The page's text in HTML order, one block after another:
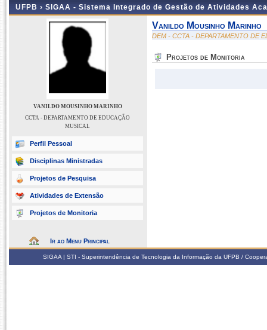
UFPB › SIGAA - Sistema Integrado de Gestão de Atividades
VANILDO MOUSINHO MARINHO
CCTA - DEPARTAMENTO DE EDUCAÇÃO
MUSICAL
Perfil Pessoal
Disciplinas Ministradas
Projetos de Pesquisa
Atividades de Extensão
Projetos de Monitoria
Ir ao Menu Principal
Vanildo Mousinho Marinho
DEM - CCTA - DEPARTAMENTO DE
Projetos de Monitoria
SIGAA | STI - Superintendência de Tecnologia da Informação da UFPB /